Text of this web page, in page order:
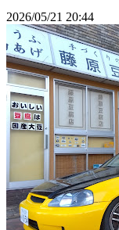
2026/05/21 20:44